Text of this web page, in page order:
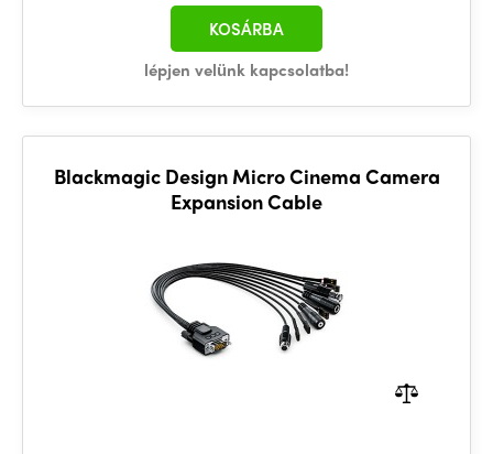
lépjen velünk kapcsolatba!
KOSÁRBA
Blackmagic Design Micro Cinema Camera
Expansion Cable